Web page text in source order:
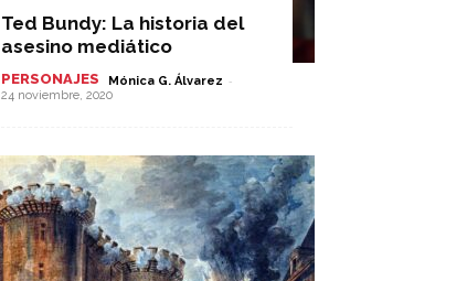
Ted Bundy: La historia del
asesino mediático
PERSONAJES Mónica G. Álvarez -
24 noviembre, 2020